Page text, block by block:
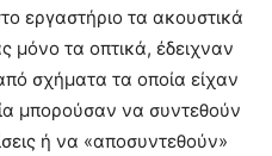
εργαστήριο τα ακουστικά
μόνο τα οπτικά, έδειχναν
σχήματα τα οποία είχαν
μπορούσαν να συντεθούν
ή να «αποσυντεθούν»